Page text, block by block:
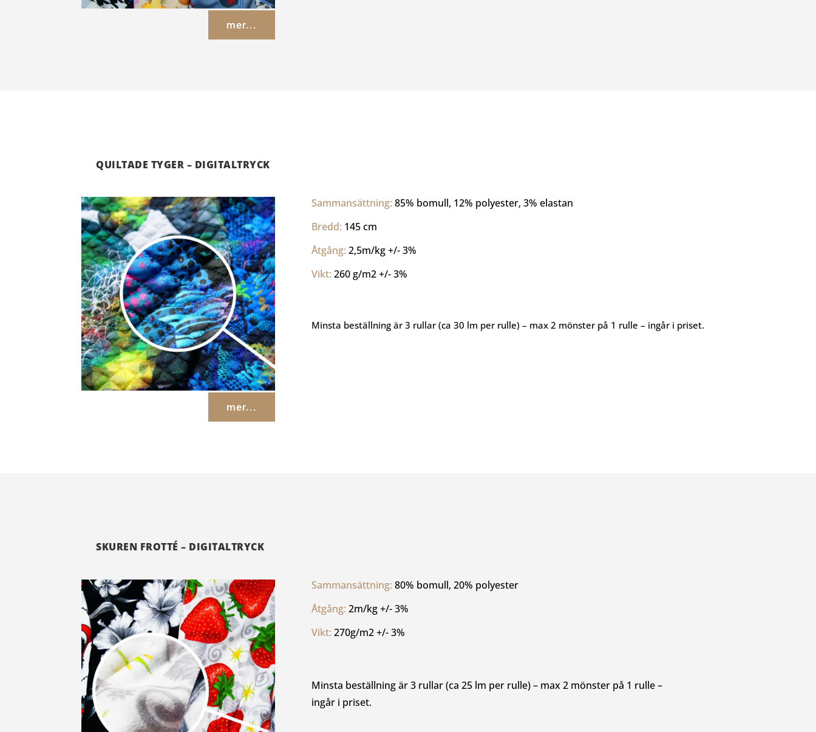
mer...
QUILTADE TYGER – DIGITALTRYCK
mer...
Sammansättning: 85% bomull, 12% polyester, 3% elastan
Bredd: 145 cm
Åtgång: 2,5m/kg +/- 3%
Vikt: 260 g/m2 +/- 3%
Minsta beställning är 3 rullar (ca 30 lm per rulle) – max 2 mönster på 1 rulle – ingår i priset.
SKUREN FROTTÉ – DIGITALTRYCK
Sammansättning: 80% bomull, 20% polyester
Åtgång: 2m/kg +/- 3%
Vikt: 270g/m2 +/- 3%
Minsta beställning är 3 rullar (ca 25 lm per rulle) – max 2 mönster på 1 rulle –
ingår i priset.